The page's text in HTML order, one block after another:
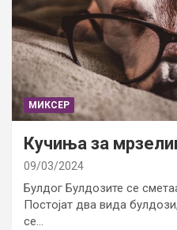
МИКСЕР
Кучиња за
09/03/2024
Булдог Булдозите се
Постојат два вида
се…